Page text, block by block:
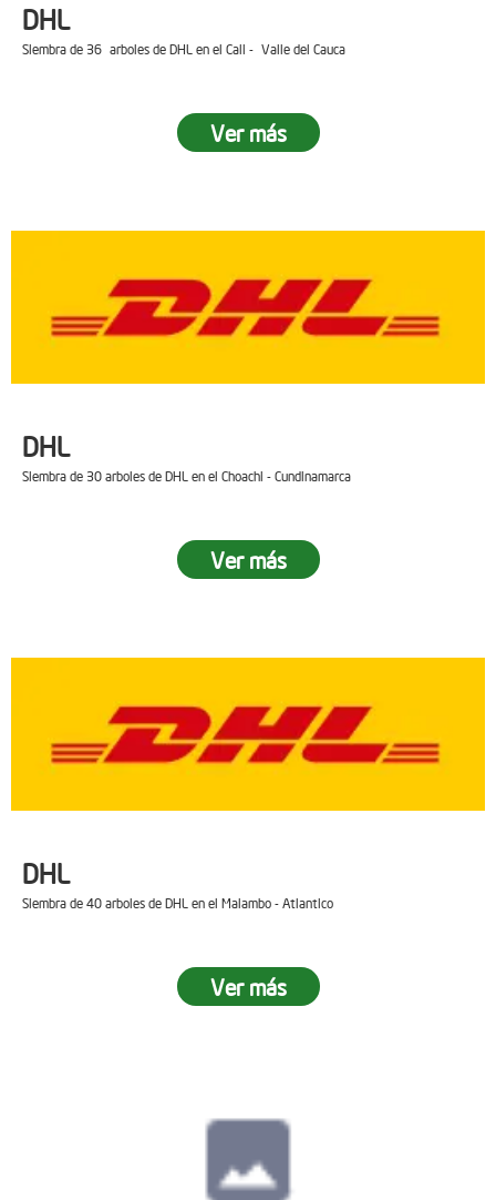
DHL
Siembra de 36 arboles de DHL en el Cali - Valle del Cauca
Ver más
DHL
Siembra de 30 arboles de DHL en el Choachi - Cundinamarca
Ver más
DHL
Siembra de 40 arboles de DHL en el Malambo - Atlantico
Ver más